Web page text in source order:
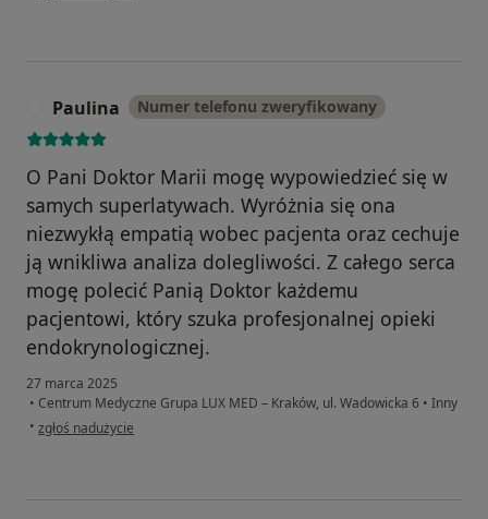
Paulina Numer telefonu zweryfikowany
O Pani Doktor Marii mogę wypowiedzieć się w
samych superlatywach. Wyróżnia się ona
niezwykłą empatią wobec pacjenta oraz cechuje
ją wnikliwa analiza dolegliwości. Z całego serca
mogę polecić Panią Doktor każdemu
pacjentowi, który szuka profesjonalnej opieki
endokrynologicznej.
27 marca 2025
• Centrum Medyczne Grupa LUX MED – Kraków, ul. Wadowicka 6 • Inny
• w opinii użytkownika Paulina
zgłoś nadużycie